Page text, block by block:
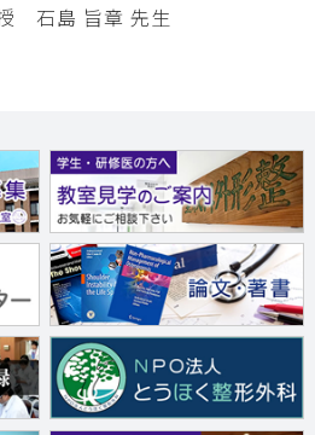
石島 旨章 先生